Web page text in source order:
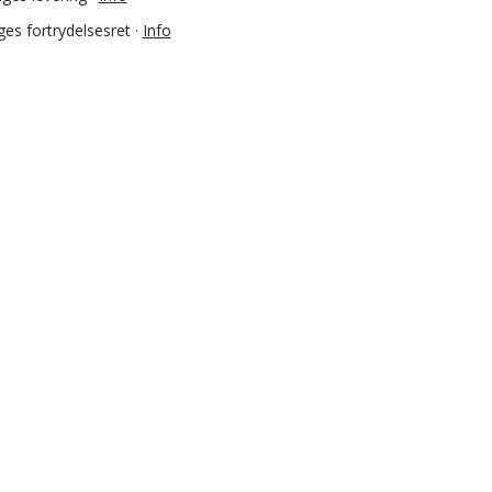
fortrydelsesret · Info